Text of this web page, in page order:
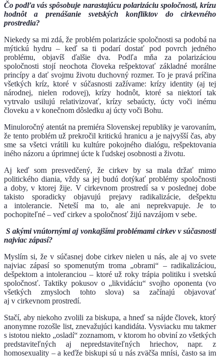
Čo podľa vás spôsobuje narastajúcu polarizáciu spoločnosti, krízu
hodnôt a prenášanie svetských konfliktov do cirkevného
prostredia?
Niekedy sa mi zdá, že problém polarizácie spoločnosti sa podobá na
mýtickú hydru – keď sa ti podarí dostať pod povrch jedného
problému, objavíš ďalšie dva. Podľa mňa za polarizáciou
spoločnosti stojí neochota človeka rešpektovať základné morálne
princípy a dať svojmu životu duchovný rozmer. To je pravá príčina
všetkých kríz, ktoré v súčasnosti zažívame: krízy identity (aj tej
národnej, nielen rodovej), krízy hodnôt, ktoré sa niektorí tak
vytrvalo usilujú relativizovať, krízy sebaúcty, úcty voči inému
človeku a v konečnom dôsledku aj úcty voči Bohu.
Minuloročný atentát na premiéra Slovenskej republiky je varovaním,
že tento problém už prekročil kritickú hranicu a je najvyšší čas, aby
sme sa všetci vrátili ku kultúre pokojného dialógu, rešpektovania
iného názoru a úprimnej úcte k ľudskej osobnosti a životu.
Aj keď som presvedčený, že cirkev by sa mala držať mimo
politického diania, vždy sa jej budú dotýkať problémy spoločnosti
a doby, v ktorej žije. V cirkevnom prostredí sa v poslednej dobe
takisto sporadicky objavujú prejavy radikalizácie, dešpektu
a intolerancie. Neteší ma to, ale ani neprekvapuje. Je to
pochopiteľné – veď cirkev a spoločnosť žijú navzájom v sebe.
S akými vnútornými aj vonkajšími problémami cirkev v súčasnosti
najviac zápasí?
Myslím si, že v súčasnej dobe cirkev nielen u nás, ale aj vo svete
najviac zápasí so spomenutým troma „obrami“ – radikalizáciou,
dešpektom a intoleranciou – ktoré už roky trápia politiku i svetskú
spoločnosť. Taktiky pokusov o „likvidáciu“ svojho oponenta (vo
všetkých zmysloch tohto slova) sa začínajú objavovať
aj v cirkevnom prostredí.
Stačí, aby niekoho zvolili za biskupa, a hneď sa nájde človek, ktorý
anonymne rozošle list, znevažujúci kandidáta. Vysviacku mu takmer
s istotou niekto „osladí“ zoznamom, v ktorom ho obviní zo všetkých
predstaviteľných aj nepredstaviteľných hriechov, napr. z
homosexuality – a keďže biskupi sú u nás zväčša mnísi, často sa im